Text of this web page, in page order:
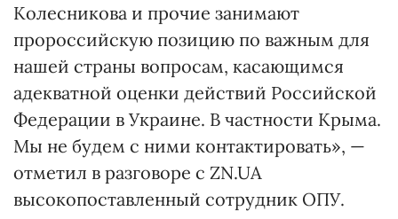
Колесникова и прочие занимают
пророссийскую позицию по важным для
нашей страны вопросам, касающимся
адекватной оценки действий Российской
Федерации в Украине. В частности Крыма.
Мы не будем с ними контактировать», —
отметил в разговоре с ZN.UA
высокопоставленный сотрудник ОПУ.